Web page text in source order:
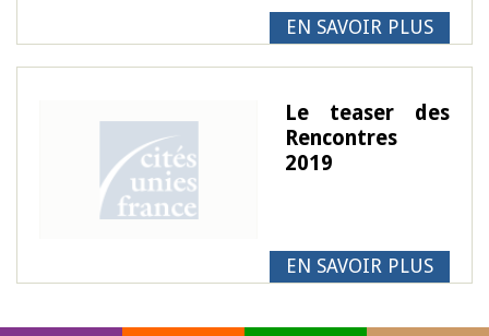
EN SAVOIR PLUS
Le teaser des
Rencontres
2019
EN SAVOIR PLUS